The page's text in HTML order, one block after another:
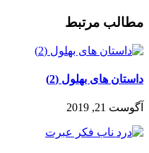
مطالب مرتبط
داستان های بهلول (2)
آگوست 21, 2019